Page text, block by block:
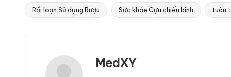
Tags:
Rối loạn Sử dụng Rượu Sức khỏe Cựu chiến binh tuân
MedXY